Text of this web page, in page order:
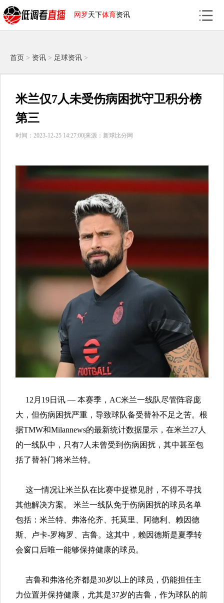
网罗天下体育资讯
首页 > 资讯 > 足球资讯 >
米兰仅7人未受伤病困扰守卫积分榜
第三
时间：2023-12-25 14:27:00|来源：新球比分网
12月19日讯 — 本赛季，AC米兰一线队尽管阵容庞
大，但伤病困扰严重，导致球队备受替补不足之苦。根
据TMW和Milannews的最新统计数据显示，在米兰27人
的一线队中，只有7人未曾受到伤病困扰，其中甚至包
括了替补门将米兰特。
这一情况让米兰队在比赛中捉襟见肘，不得不寻找
其他解决方案。 米兰一线队免于伤病困扰的球员名单
包括：米兰特、弗洛伦齐、托莫里、阿德利、赖因德
斯、卢卡-罗梅罗、吉鲁。这其中，赖因德斯是夏季转
会窗口后唯一能够保持健康的球员。
吉鲁和弗洛伦齐都是30岁以上的球员，仍能担任主
力位置并保持健康，尤其是37岁的吉鲁，作为球队的前